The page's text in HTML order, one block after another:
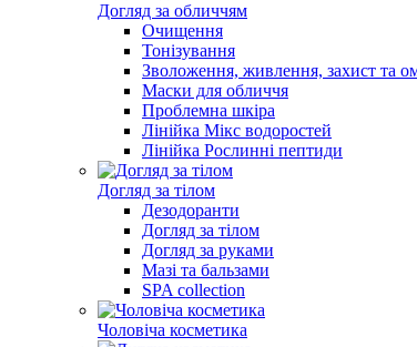
Догляд за обличчям
Очищення
Тонізування
Зволоження, живлення, захист та
Маски для обличчя
Проблемна шкіра
Лінійка Мікс водоростей
Лінійка Рослинні пептиди
Догляд за тілом
Дезодоранти
Догляд за тілом
Догляд за руками
Мазі та бальзами
SPA collection
Чоловіча косметика